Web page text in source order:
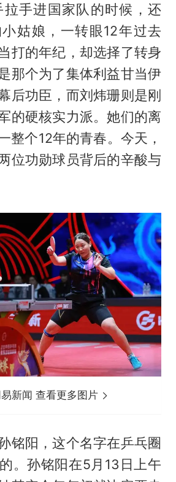
拉手进国家队的时候，还
姑娘，一转眼12年过去
打的年纪，却选择了转身
那个为了集体利益甘当伊
后功臣，而刘炜珊则是刚
的硬核实力派。她们的离
整个12年的青春。今天，
位功勋球员背后的辛酸与
新闻 查看更多图片
铭阳，这个名字在乒乓圈
。孙铭阳在5月13日上午